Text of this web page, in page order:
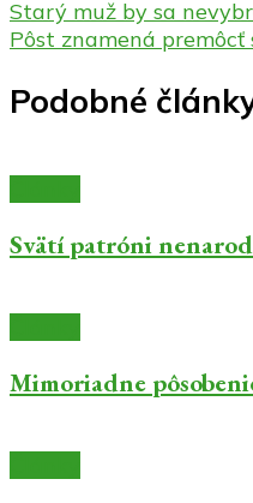
Starý muž by sa
Pôst znamená premôcť
Podobné
Svätí patróni
Mimoriadne